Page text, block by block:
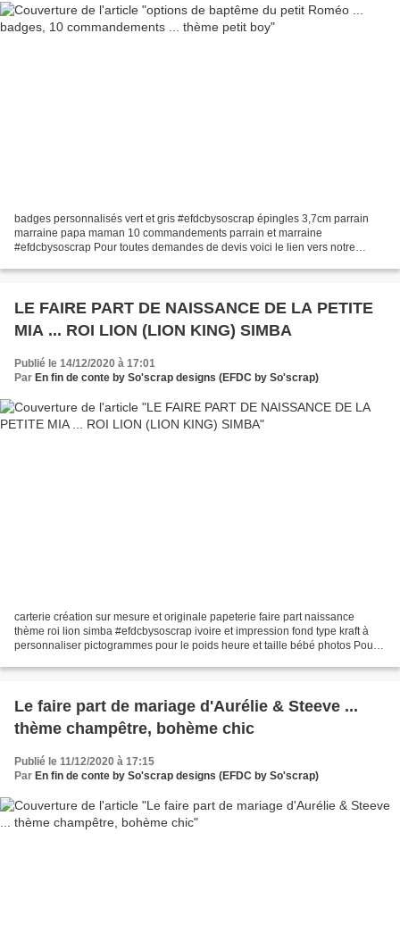
badges personnalisés vert et gris #efdcbysoscrap épingles 3,7cm parrain
marraine papa maman 10 commandements parrain et marraine
#efdcbysoscrap Pour toutes demandes de devis voici le lien vers notre
LE FAIRE PART DE NAISSANCE DE LA PETITE
MIA ... ROI LION (LION KING) SIMBA
Publié le 14/12/2020 à 17:01
Par En fin de conte by So'scrap designs (EFDC by So'scrap)
carterie création sur mesure et originale papeterie faire part naissance
thème roi lion simba #efdcbysoscrap ivoire et impression fond type kraft à
personnaliser pictogrammes pour le poids heure et taille bébé photos Pour
Le faire part de mariage d'Aurélie & Steeve ...
thème champêtre, bohème chic
Publié le 11/12/2020 à 17:15
Par En fin de conte by So'scrap designs (EFDC by So'scrap)